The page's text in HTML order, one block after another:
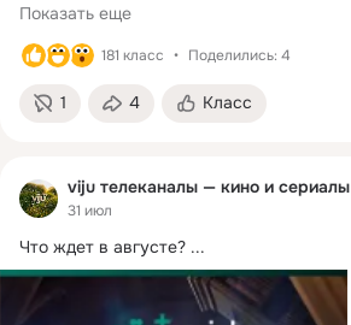
Показать еще
181 класс Поделились: 4
1 4 Класс
viju телеканалы — кино и сериалы
31 июл
Что ждет в августе? ...